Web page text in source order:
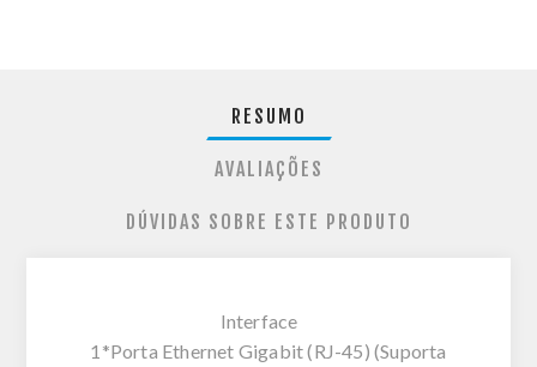
RESUMO
AVALIAÇÕES
DÚVIDAS SOBRE ESTE PRODUTO
Interface
1*Porta Ethernet Gigabit (RJ-45) (Suporta